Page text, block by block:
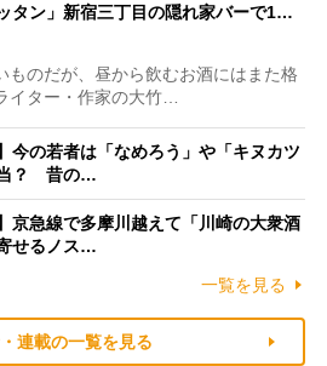
タン」新宿三丁目の隠れ家バーで1…
のだが、昼から飲むお酒にはまた格
ター・作家の大竹…
今の若者は「なめろう」や「キヌカツ
当？ 昔の…
京急線で多摩川越えて「川崎の大衆酒
せるノス…
一覧を見る
連載の一覧を見る